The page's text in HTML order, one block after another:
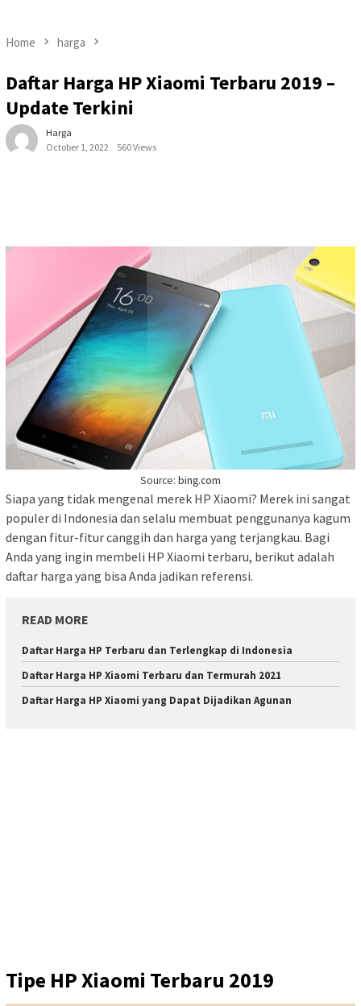
Home harga
Daftar Harga HP Xiaomi Terbaru 2019 –
Update Terkini
Harga
October 1, 2022
560 Views
Source: bing.com
Siapa yang tidak mengenal merek HP Xiaomi? Merek ini sangat
populer di Indonesia dan selalu membuat penggunanya kagum
dengan fitur-fitur canggih dan harga yang terjangkau. Bagi
Anda yang ingin membeli HP Xiaomi terbaru, berikut adalah
daftar harga yang bisa Anda jadikan referensi.
READ MORE
Daftar Harga HP Terbaru dan Terlengkap di Indonesia
Daftar Harga HP Xiaomi Terbaru dan Termurah 2021
Daftar Harga HP Xiaomi yang Dapat Dijadikan Agunan
Tipe HP Xiaomi Terbaru 2019